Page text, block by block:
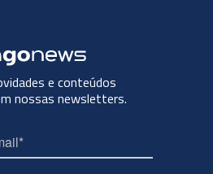
e conteúdos
nossas newsletters.